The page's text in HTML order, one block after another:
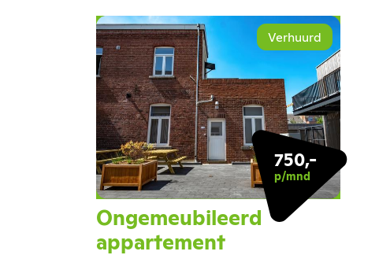
Verhuurd
750,-
p/mnd
Ongemeubileerd
appartement